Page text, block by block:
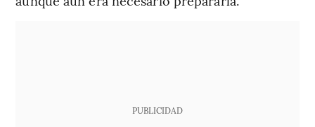
PUBLICIDAD